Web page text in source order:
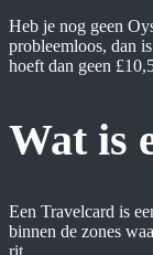
Heb je nog geen
probleemloos, dan
hoeft dan geen
Wat is
Een Travelcard is
binnen de zones
rit.